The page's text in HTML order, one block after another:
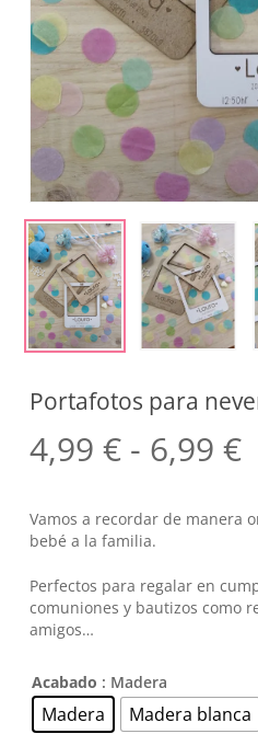
Portafotos para
4,99 € - 6,99 €
Vamos a recordar de manera
bebé a la familia.
Perfectos para regalar en
comuniones y bautizos como
amigos…
Acabado : Madera
Madera Madera blanca